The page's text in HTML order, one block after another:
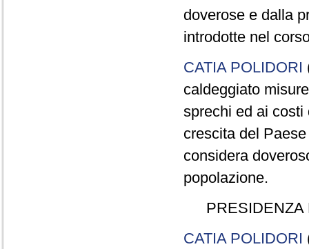
doverose e dalla
introdotte nel
CATIA POLIDORI
caldeggiato
sprechi ed ai costi
crescita del
considera
popolazione.
PRESIDENZA
CATIA POLIDORI